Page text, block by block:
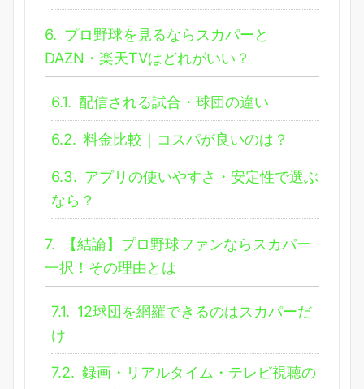
6. プロ野球を見るならスカパーと
DAZN・楽天TVはどれがいい？
6.1. 配信される試合・球団の違い
6.2. 料金比較｜コスパが良いのは？
6.3. アプリの使いやすさ・安定性で選ぶ
なら？
7.
【結論】プロ野球ファンならスカパー
一択！その理由とは
7.1. 12球団を網羅できるのはスカパーだ
け
7.2. 録画・リアルタイム・テレビ視聴の